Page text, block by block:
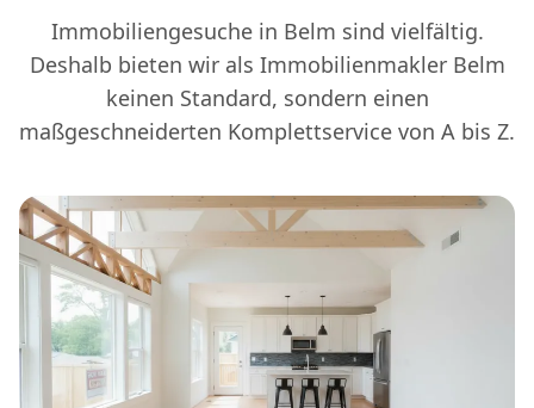
Immobiliengesuche in Belm sind vielfältig.
Deshalb bieten wir als Immobilienmakler Belm
keinen Standard, sondern einen
maßgeschneiderten Komplettservice von A bis Z.